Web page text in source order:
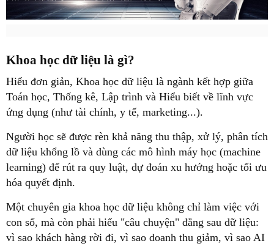
Khoa học dữ liệu là gì?
Hiểu đơn giản, Khoa học dữ liệu là ngành kết hợp giữa
Toán học, Thống kê, Lập trình và Hiểu biết về lĩnh vực
ứng dụng (như tài chính, y tế, marketing...).
Người học sẽ được rèn khả năng thu thập, xử lý, phân tích
dữ liệu khổng lồ và dùng các mô hình máy học (machine
learning) để rút ra quy luật, dự đoán xu hướng hoặc tối ưu
hóa quyết định.
Một chuyên gia khoa học dữ liệu không chỉ làm việc với
con số, mà còn phải hiểu "câu chuyện" đằng sau dữ liệu:
vì sao khách hàng rời đi, vì sao doanh thu giảm, vì sao AI